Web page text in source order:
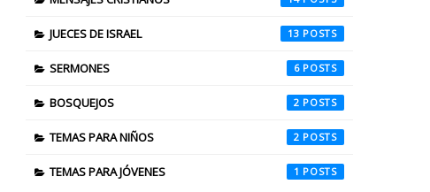
JUECES DE ISRAEL 13
SERMONES 6
BOSQUEJOS 2
TEMAS PARA NIÑOS 2
TEMAS PARA JÓVENES 1